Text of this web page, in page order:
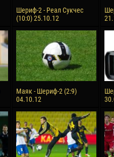
Шериф-2 - Реал Сукчес
(10:0) 25.10.12
Маяк - Шериф-2 (2:9)
04.10.12